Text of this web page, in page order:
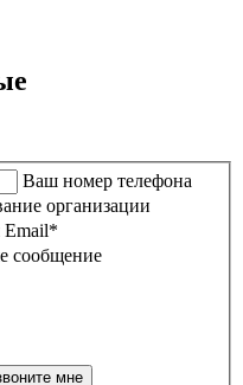
Ваш номер телефона
организации
сообщение
мне